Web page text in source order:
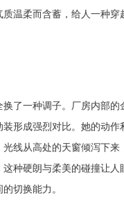
温柔而含蓄，给人一种穿
了一种调子。厂房内部的
形成强烈对比。她的动作
光线从高处的天窗倾泻下来
种硬朗与柔美的碰撞让人
切换能力。